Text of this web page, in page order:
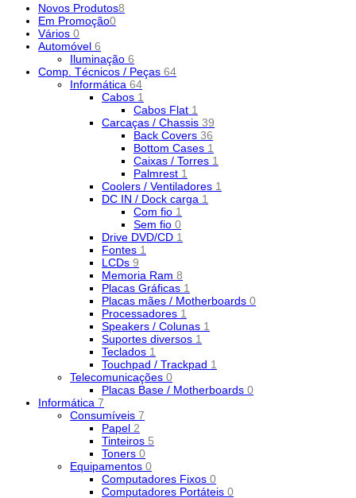
Novos Produtos8
Em Promoção0
Vários 0
Automóvel 6
Iluminação 6
Comp. Técnicos / Peças 64
Informática 64
Cabos 1
Cabos Flat 1
Carcaças / Chassis 39
Back Covers 36
Bottom Cases 1
Caixas / Torres 1
Palmrest 1
Coolers / Ventiladores 1
DC IN / Dock carga 1
Com fio 1
Sem fio 0
Drive DVD/CD 1
Fontes 1
LCDs 9
Memoria Ram 8
Placas Gráficas 1
Placas mães / Motherboards 0
Processadores 1
Speakers / Colunas 1
Suportes diversos 1
Teclados 1
Touchpad / Trackpad 1
Telecomunicações 0
Placas Base / Motherboards 0
Informática 7
Consumíveis 7
Papel 2
Tinteiros 5
Toners 0
Equipamentos 0
Computadores Fixos 0
Computadores Portáteis 0